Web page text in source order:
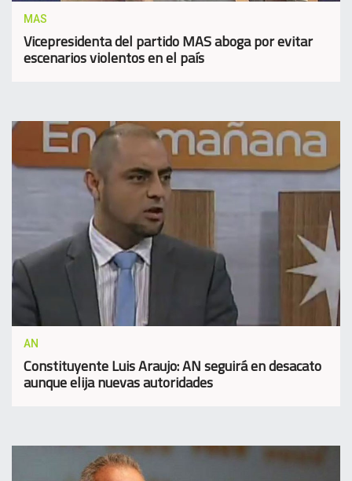
MAS
Vicepresidenta del partido MAS aboga por evitar
escenarios violentos en el país
AN
Constituyente Luis Araujo: AN seguirá en desacato
aunque elija nuevas autoridades